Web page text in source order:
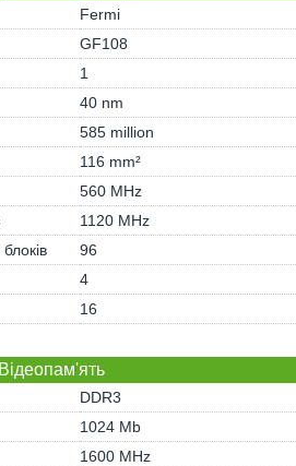
Fermi
GF108
1
40 nm
585 million
116 mm²
560 MHz
1120 MHz
96
4
16
Відеопам'ять
DDR3
1024 Mb
1600 MHz